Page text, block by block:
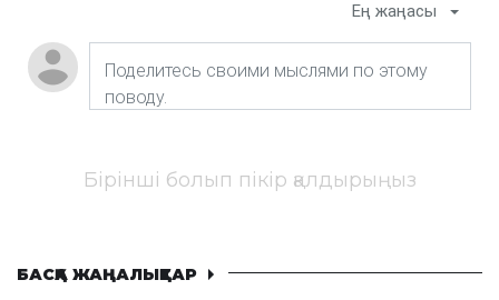
Ең жаңасы
Бірінші болып пікір қалдырыңыз
БАСҚА ЖАҢАЛЫҚТАР